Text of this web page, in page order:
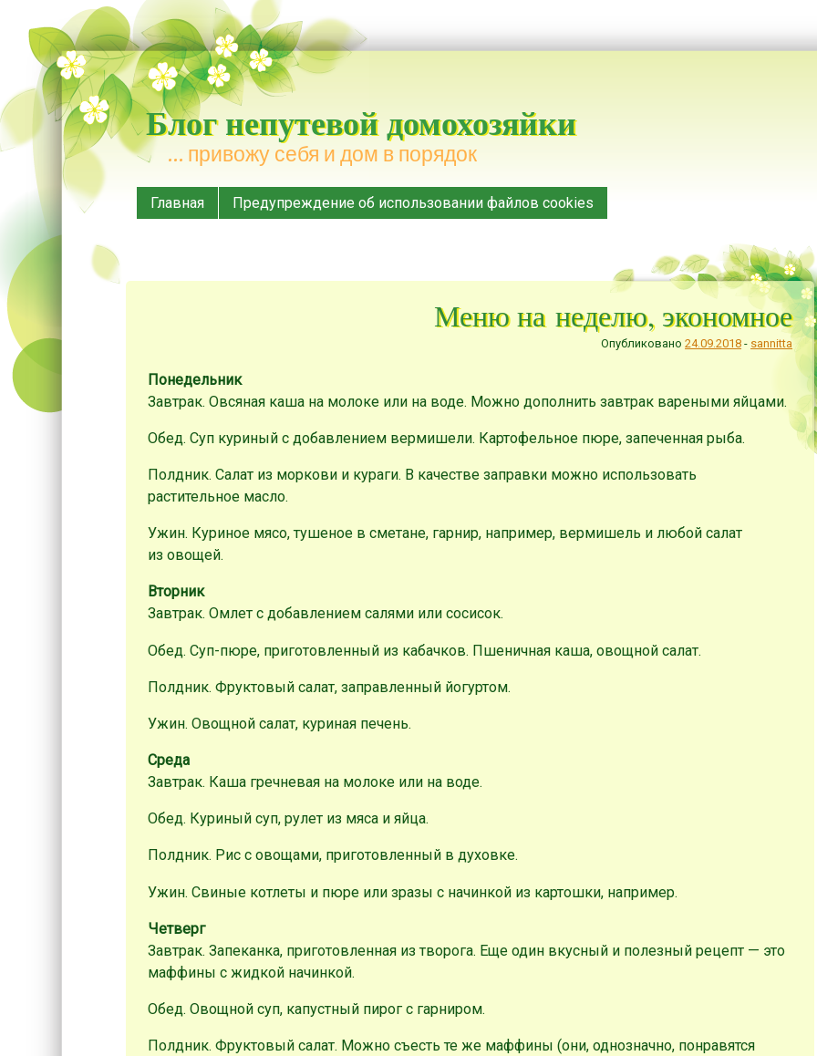
Блог непутевой домохозяйки
… привожу себя и дом в порядок
Меню
Наверх
Главная Предупреждение об использовании файлов cookies
Меню на неделю, экономное
Опубликовано24.09.2018 - sannitta
Понедельник
Завтрак. Овсяная каша на молоке или на воде. Можно дополнить завтрак вареными яйцами.
Обед. Суп куриный с добавлением вермишели. Картофельное пюре, запеченная рыба.
Полдник. Салат из моркови и кураги. В качестве заправки можно использовать
растительное масло.
Ужин. Куриное мясо, тушеное в сметане, гарнир, например, вермишель и любой салат
из овощей.
Вторник
Завтрак. Омлет с добавлением салями или сосисок.
Обед. Суп-пюре, приготовленный из кабачков. Пшеничная каша, овощной салат.
Полдник. Фруктовый салат, заправленный йогуртом.
Ужин. Овощной салат, куриная печень.
Среда
Завтрак. Каша гречневая на молоке или на воде.
Обед. Куриный суп, рулет из мяса и яйца.
Полдник. Рис с овощами, приготовленный в духовке.
Ужин. Свиные котлеты и пюре или зразы с начинкой из картошки, например.
Четверг
Завтрак. Запеканка, приготовленная из творога. Еще один вкусный и полезный рецепт — это
маффины с жидкой начинкой.
Обед. Овощной суп, капустный пирог с гарниром.
Полдник. Фруктовый салат. Можно съесть те же маффины (они, однозначно, понравятся